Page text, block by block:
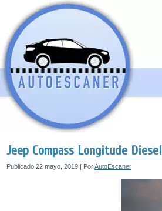
Jeep Compass Longitude Diesel
Publicado 22 mayo, 2019 | PorAutoEscaner